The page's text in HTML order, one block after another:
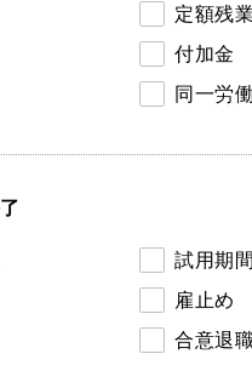
定額残
付加金
同一労
試用期
雇止め
合意退